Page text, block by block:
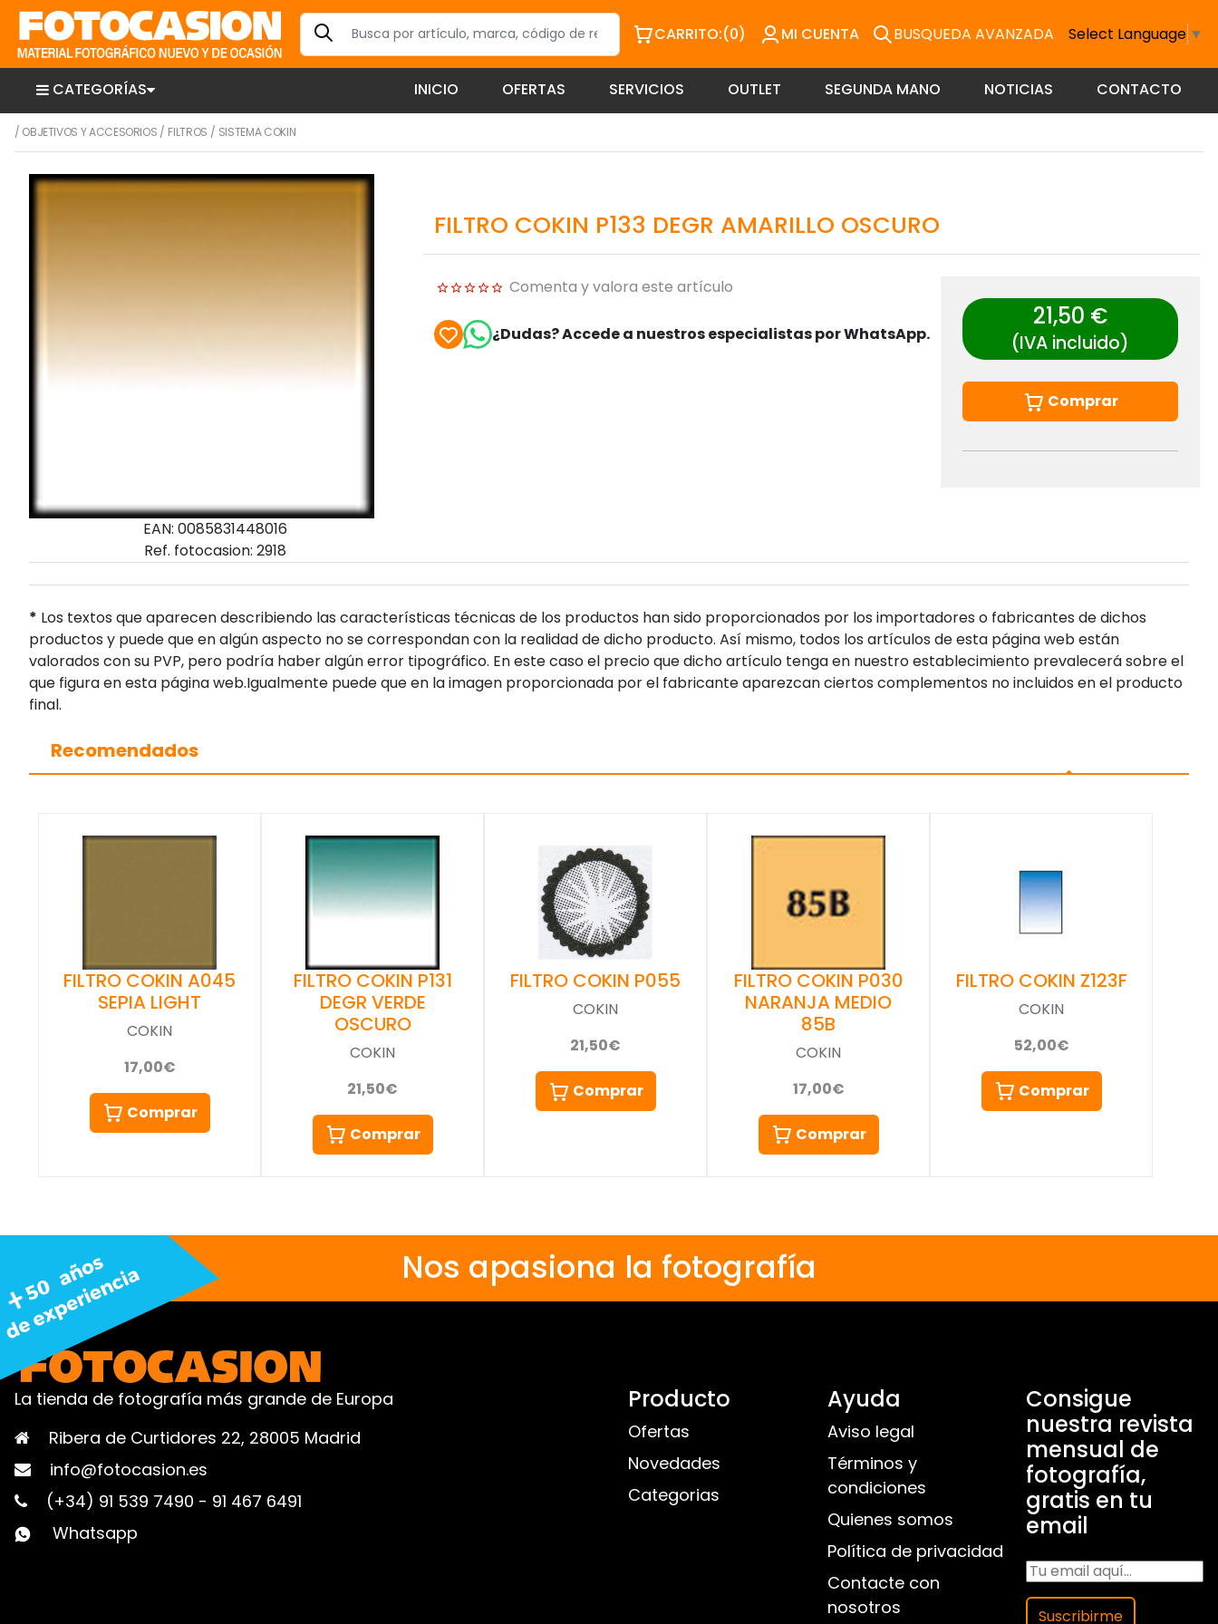
CARRITO:(0) MI CUENTA BUSQUEDA AVANZADA Select Language ▼
CATEGORÍAS INICIO OFERTAS SERVICIOS OUTLET SEGUNDA MANO NOTICIAS CONTACTO
/ OBJETIVOS Y ACCESORIOS / FILTROS / SISTEMA COKIN
EAN: 0085831448016
Ref. fotocasion: 2918
FILTRO COKIN P133 DEGR AMARILLO OSCURO
Comenta y valora este artículo
¿Dudas? Accede a nuestros especialistas por WhatsApp.
21,50 €
(IVA incluido)
Comprar
* Los textos que aparecen describiendo las características técnicas de los productos han sido proporcionados por los importadores o fabricantes de dichos
productos y puede que en algún aspecto no se correspondan con la realidad de dicho producto. Así mismo, todos los artículos de esta página web están
valorados con su PVP, pero podría haber algún error tipográfico. En este caso el precio que dicho artículo tenga en nuestro establecimiento prevalecerá sobre el
que figura en esta página web.Igualmente puede que en la imagen proporcionada por el fabricante aparezcan ciertos complementos no incluidos en el producto
final.
Recomendados
FILTRO COKIN A045
SEPIA LIGHT
COKIN
17,00€
Comprar
FILTRO COKIN P131
DEGR VERDE
OSCURO
COKIN
21,50€
Comprar
FILTRO COKIN P055
COKIN
21,50€
Comprar
FILTRO COKIN P030
NARANJA MEDIO
85B
COKIN
17,00€
Comprar
FILTRO COKIN Z123F
COKIN
52,00€
Comprar
Nos apasiona la fotografía
La tienda de fotografía más grande de Europa
Ribera de Curtidores 22, 28005 Madrid
info@fotocasion.es
(+34) 91 539 7490 - 91 467 6491
Whatsapp
Producto
Ofertas
Novedades
Categorias
Ayuda
Aviso legal
Términos y
condiciones
Quienes somos
Política de privacidad
Contacte con
nosotros
Consigue
nuestra revista
mensual de
fotografía,
gratis en tu
email
Suscribirme